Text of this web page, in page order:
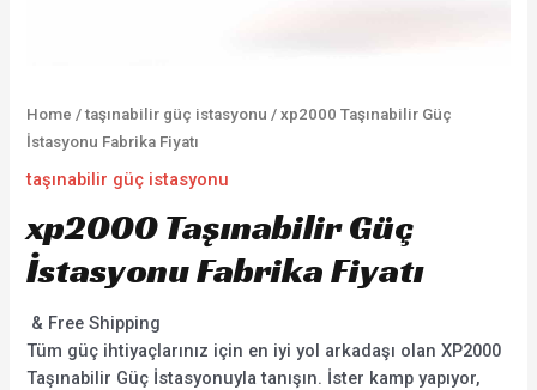
Home /taşınabilir güç istasyonu / xp2000 Taşınabilir Güç
İstasyonu Fabrika Fiyatı
taşınabilir güç istasyonu
xp2000 Taşınabilir Güç
İstasyonu Fabrika Fiyatı
& Free Shipping
Tüm güç ihtiyaçlarınız için en iyi yol arkadaşı olan XP2000
Taşınabilir Güç İstasyonuyla tanışın. İster kamp yapıyor,